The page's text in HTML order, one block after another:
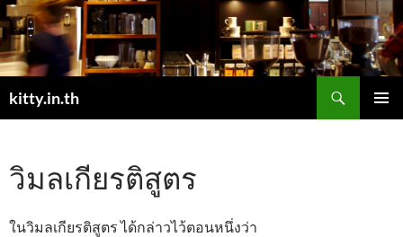
Skip
to
content
kitty.in.th
วิมลเกียรติสูตร
ในวิมลเกียรติสูตร ได้กล่าวไว้ตอนหนึ่งว่า